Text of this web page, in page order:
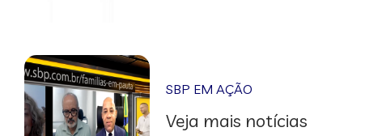
SBP EM AÇÃO
Veja mais notícias